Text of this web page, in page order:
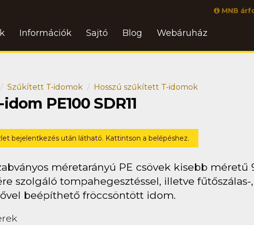
MNB
Információk Sajtó Blog Webáruház
Szűkített T-idomok Hosszú szűkített T-idomok
PE100 SDR11
bejelentkezés után látható. Kattintson a belépéshez.
méretarányú PE csövek kisebb méretű
szolgáló tompahegesztéssel, illetve fűtőszálas-
beépíthető fröccsöntött idom.